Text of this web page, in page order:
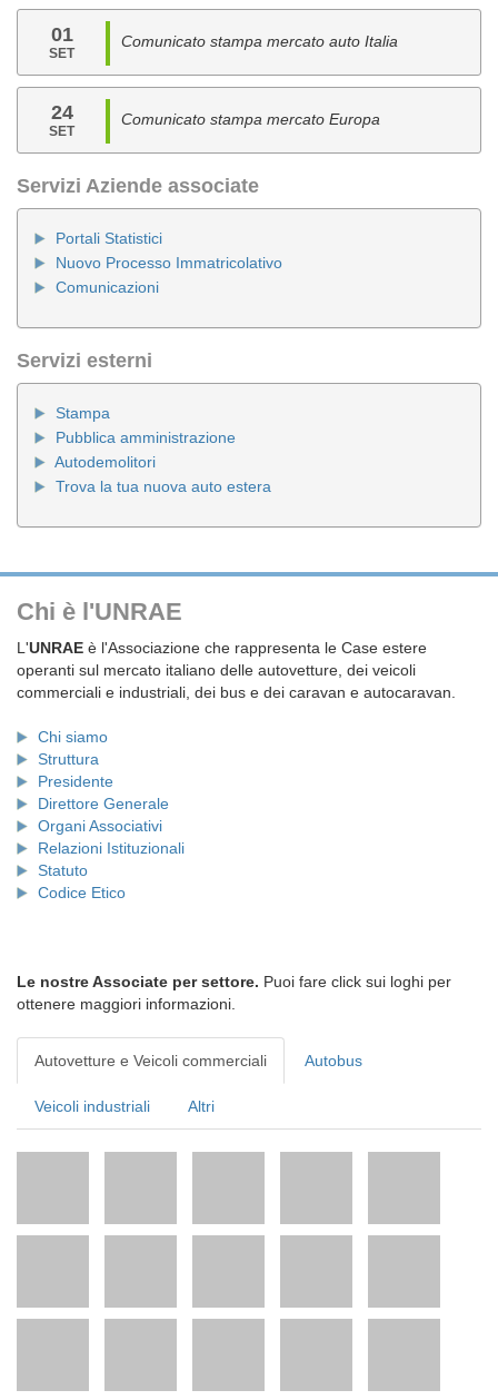
01
SET
Comunicato stampa mercato auto Italia
24
SET
Comunicato stampa mercato Europa
Servizi Aziende associate
Portali Statistici
Nuovo Processo Immatricolativo
Comunicazioni
Servizi esterni
Stampa
Pubblica amministrazione
Autodemolitori
Trova la tua nuova auto estera
Chi è l'UNRAE
L'UNRAE è l'Associazione che rappresenta le Case estere
operanti sul mercato italiano delle autovetture, dei veicoli
commerciali e industriali, dei bus e dei caravan e autocaravan.
Chi siamo
Struttura
Presidente
Direttore Generale
Organi Associativi
Relazioni Istituzionali
Statuto
Codice Etico
Le nostre Associate per settore. Puoi fare click sui loghi per
ottenere maggiori informazioni.
Autovetture e Veicoli commerciali Autobus
Veicoli industriali Altri